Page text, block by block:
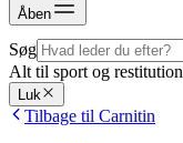
Åben
Søg
Alt til sport og restitution
Luk
Tilbage til Carnitin